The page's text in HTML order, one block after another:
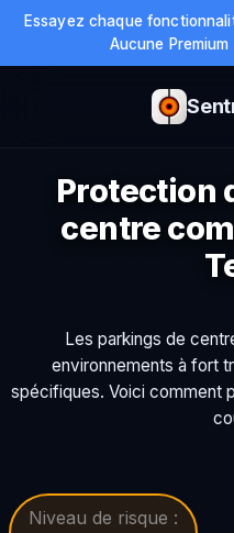
Essayez chaque
Aucune
Protection
centre
Les parkings de
environnements à fort
spécifiques. Voici comment
Niveau de risque :